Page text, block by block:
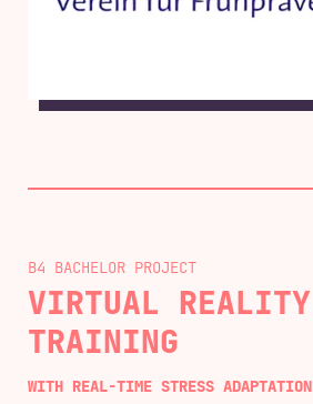
B4 BACHELOR
VIRTUAL REALITY
TRAINING
WITH REAL-TIME STRESS ADAPTATION